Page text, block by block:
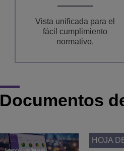
Vista unificada para el
fácil cumplimiento
normativo.
Documentos
HOJA